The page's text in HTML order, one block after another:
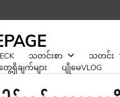
သတင်းစာ သတင်း
ရှိချက်များ ပျိုမေVLOG